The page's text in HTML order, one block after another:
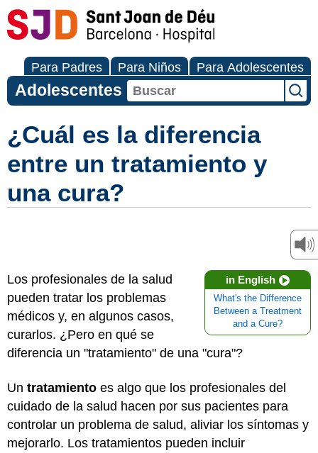
Para Padres Para Niños Para Adolescentes
Adolescentes
¿Cuál es la diferencia
entre un tratamiento y
una cura?
in English
What's the Difference
Between a Treatment
and a Cure?
Los profesionales de la salud
pueden tratar los problemas
médicos y, en algunos casos,
curarlos. ¿Pero en qué se
diferencia un "tratamiento" de una "cura"?
Un tratamiento es algo que los profesionales del
cuidado de la salud hacen por sus pacientes para
controlar un problema de salud, aliviar los síntomas y
mejorarlo. Los tratamientos pueden incluir